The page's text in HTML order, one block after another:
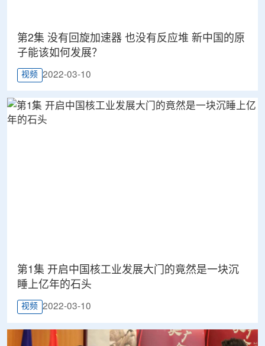
第2集 没有回旋加速器 也没有反应堆 新中国的原
子能该如何发展？
视频 2022-03-10
第1集 开启中国核工业发展大门的竟然是一块沉
睡上亿年的石头
视频 2022-03-10